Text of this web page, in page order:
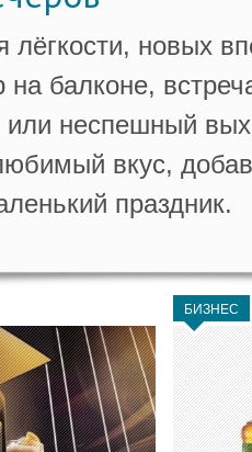
лёгкости, новых
балконе,
неспешный
вкус,
праздник.
БИЗНЕС